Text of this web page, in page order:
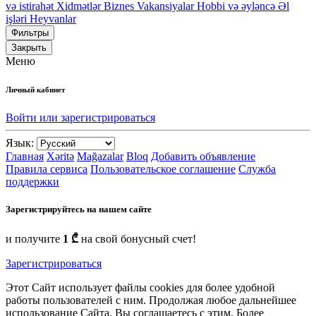
və istirahət Xidmətlər Biznes Vakansiyalar Hobbi və əyləncə Əl
işləri Heyvanlar
Фильтры
Закрыть
Меню
Личный кабинет
Войти или зарегистрироваться
Язык:
Главная Xəritə Mağazalar Bloq Добавить объявление
Правила сервиса Пользовательское соглашение Служба
поддержки
Зарегистрируйтесь на нашем сайте
и получите 1 ₾ на свой бонусный счет!
Зарегистрироваться
Этот Сайт использует файлы cookies для более удобной
работы пользователей с ним. Продолжая любое дальнейшее
использование Сайта, Вы соглашаетесь с этим. Более